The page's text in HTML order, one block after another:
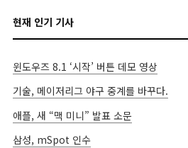
현재 인기 기사
윈도우즈 8.1 ‘시작’ 버튼 데모 영상
기술, 메이저리그 야구 중계를 바꾸다.
애플, 새 “맥 미니” 발표 소문
삼성, mSpot 인수